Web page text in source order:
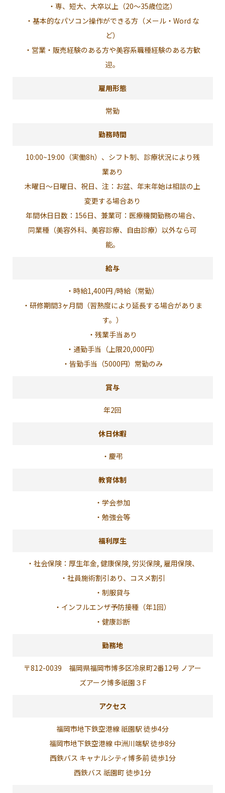
・専、短大、大卒以上（20～35歳位迄）
・基本的なパソコン操作ができる方（メール・Word な
ど）
・営業・販売経験のある方や美容系職種経験のある方歓
迎。
雇用形態
常勤
勤務時間
10:00~19:00（実働8h）、シフト制、診療状況により残
業あり
木曜日～日曜日、祝日、注：お盆、年末年始は相談の上
変更する場合あり
年間休日日数：156日、兼業可：医療機関勤務の場合、
同業種（美容外科、美容診療、自由診療）以外なら可
能。
給与
・時給1,400円 /時給（常勤）
・研修期間3ヶ月間（習熟度により延長する場合がありま
す。）
・残業手当あり
・通勤手当（上限20,000円）
・皆勤手当（5000円）常勤のみ
賞与
年2回
休日休暇
・慶弔
教育体制
・学会参加
・勉強会等
福利厚生
・社会保険：厚生年金, 健康保険, 労災保険, 雇用保険、
・社員施術割引あり、コスメ割引
・制服貸与
・インフルエンザ予防接種（年1回）
・健康診断
勤務地
〒812-0039 福岡県福岡市博多区冷泉町2番12号 ノアー
ズアーク博多祇園３F
アクセス
福岡市地下鉄空港線 祇園駅 徒歩4分
福岡市地下鉄空港線 中洲川端駅 徒歩8分
西鉄バス キャナルシティ博多前 徒歩1分
西鉄バス 祇園町 徒歩1分